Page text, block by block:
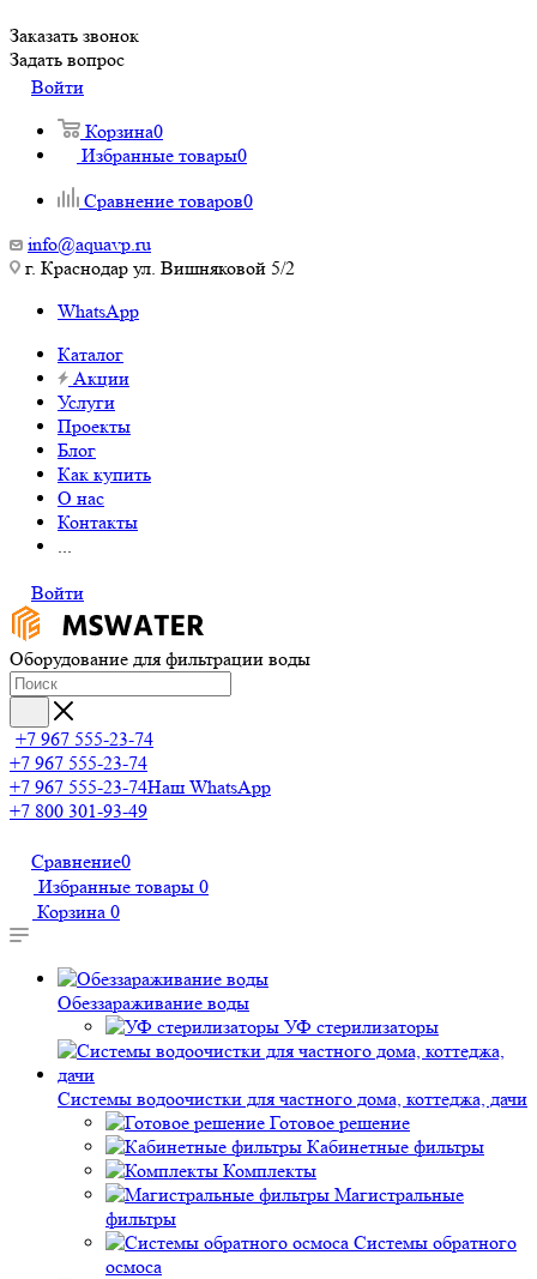
Заказать звонок
Задать вопрос
Войти
Корзина0
Избранные товары0
Сравнение товаров0
info@aquavp.ru
г. Краснодар ул. Вишняковой 5/2
WhatsApp
Каталог
Акции
Услуги
Проекты
Блог
Как купить
О нас
Контакты
...
Войти
Оборудование для фильтрации воды
+7 967 555-23-74
+7 967 555-23-74
+7 967 555-23-74Наш WhatsApp
+7 800 301-93-49
Сравнение0
Избранные товары 0
Корзина 0
Обеззараживание воды
УФ стерилизаторы
Системы водоочистки для частного дома, коттеджа, дачи
Готовое решение
Кабинетные фильтры
Комплекты
Магистральные
фильтры
Системы обратного
осмоса